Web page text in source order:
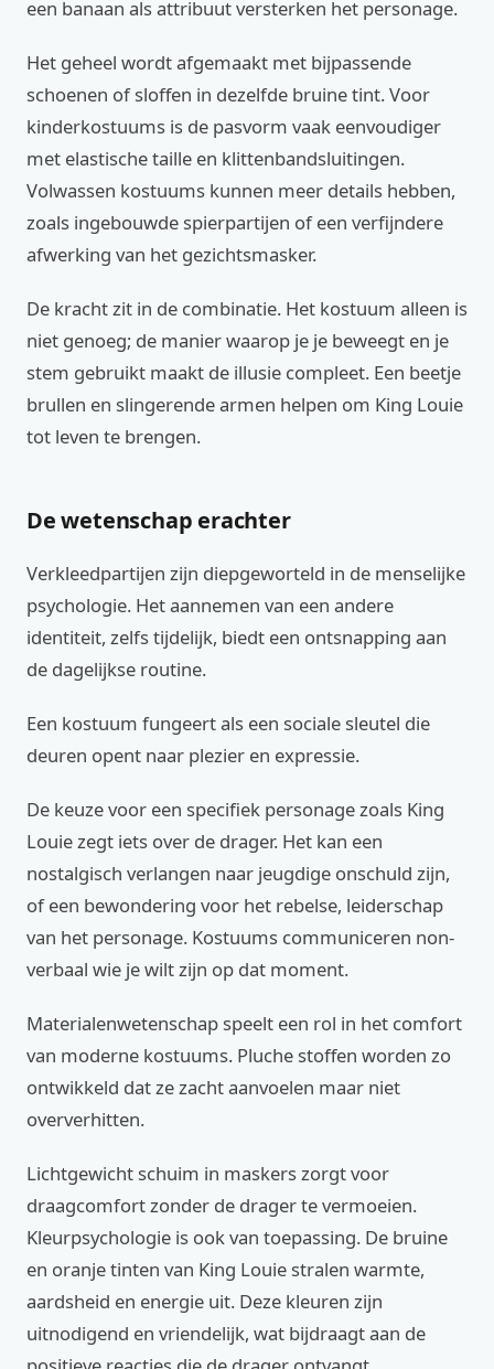
een banaan als attribuut versterken het personage.
Het geheel wordt afgemaakt met bijpassende
schoenen of sloffen in dezelfde bruine tint. Voor
kinderkostuums is de pasvorm vaak eenvoudiger
met elastische taille en klittenbandsluitingen.
Volwassen kostuums kunnen meer details hebben,
zoals ingebouwde spierpartijen of een verfijndere
afwerking van het gezichtsmasker.
De kracht zit in de combinatie. Het kostuum alleen is
niet genoeg; de manier waarop je je beweegt en je
stem gebruikt maakt de illusie compleet. Een beetje
brullen en slingerende armen helpen om King Louie
tot leven te brengen.
De wetenschap erachter
Verkleedpartijen zijn diepgeworteld in de menselijke
psychologie. Het aannemen van een andere
identiteit, zelfs tijdelijk, biedt een ontsnapping aan
de dagelijkse routine.
Een kostuum fungeert als een sociale sleutel die
deuren opent naar plezier en expressie.
De keuze voor een specifiek personage zoals King
Louie zegt iets over de drager. Het kan een
nostalgisch verlangen naar jeugdige onschuld zijn,
of een bewondering voor het rebelse, leiderschap
van het personage. Kostuums communiceren non-
verbaal wie je wilt zijn op dat moment.
Materialenwetenschap speelt een rol in het comfort
van moderne kostuums. Pluche stoffen worden zo
ontwikkeld dat ze zacht aanvoelen maar niet
oververhitten.
Lichtgewicht schuim in maskers zorgt voor
draagcomfort zonder de drager te vermoeien.
Kleurpsychologie is ook van toepassing. De bruine
en oranje tinten van King Louie stralen warmte,
aardsheid en energie uit. Deze kleuren zijn
uitnodigend en vriendelijk, wat bijdraagt aan de